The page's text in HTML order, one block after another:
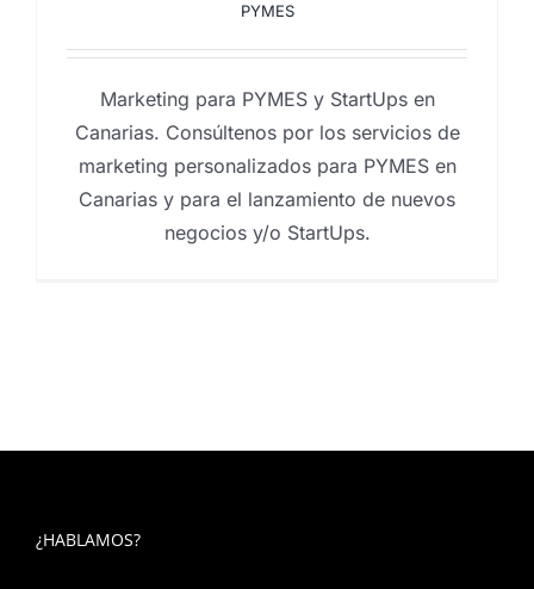
PYMES
Marketing para PYMES y StartUps en
Canarias. Consúltenos por los servicios de
marketing personalizados para PYMES en
Canarias y para el lanzamiento de nuevos
negocios y/o StartUps.
¿HABLAMOS?